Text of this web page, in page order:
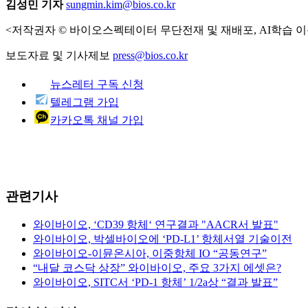
김성민 기자 sungmin.kim@bios.co.kr
<저작권자 © 바이오스펙테이터 무단전재 및 재배포, AI학습
보도자료 및 기사제보 press@bios.co.kr
뉴스레터 구독 신청
텔레그램 가입
카카오톡 채널 가입
관련기사
와이바이오, ‘CD39 항체‘ 연구결과 "AACR서 발표"
와이바이오, 박셀바이오에 ‘PD-L1’ 항체서열 기술이전
와이바이오-이뮨온시아, 이중항체 IO “공동연구”
“내달 코스닥 상장” 와이바이오, 주요 3가지 에셋은?
와이바이오, SITC서 ‘PD-1 항체’ 1/2a상 “결과 발표”